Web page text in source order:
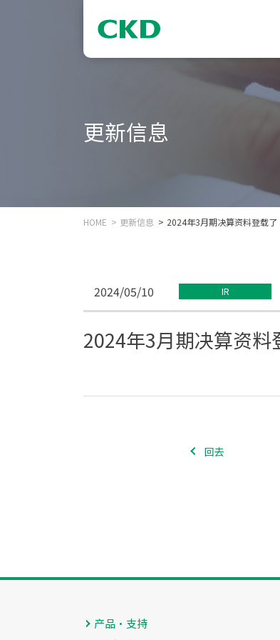
更新信息
HOME 更新信息 2024年3月期决算资料登载了
2024/05/10 IR
2024年3月期决算资料
回去
产品・支持